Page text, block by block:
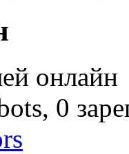
онлайн
0